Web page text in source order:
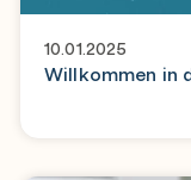
10.01.2025
Willkommen in